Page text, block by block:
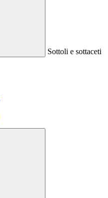
Sottoli e sottaceti